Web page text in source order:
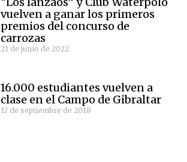
vuelven a ganar los primeros
premios del concurso de
carrozas
21 de junio de 2022
16.000 estudiantes vuelven a
clase en el Campo de Gibraltar
17 de septiembre de 2018